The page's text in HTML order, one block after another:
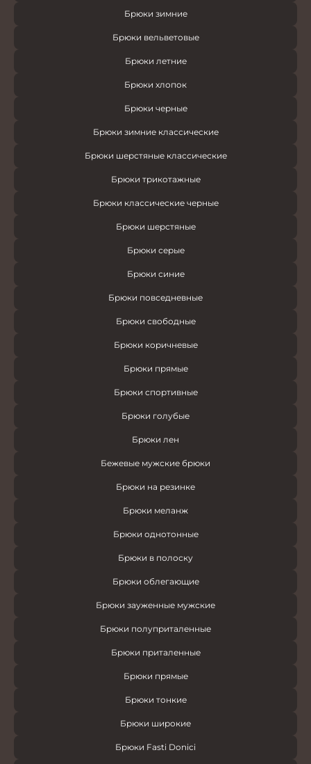
Брюки зимние
Брюки вельветовые
Брюки летние
Брюки хлопок
Брюки черные
Брюки зимние классические
Брюки шерстяные классические
Брюки трикотажные
Брюки классические черные
Брюки шерстяные
Брюки серые
Брюки синие
Брюки повседневные
Брюки свободные
Брюки коричневые
Брюки прямые
Брюки спортивные
Брюки голубые
Брюки лен
Бежевые мужские брюки
Брюки на резинке
Брюки меланж
Брюки однотонные
Брюки в полоску
Брюки облегающие
Брюки зауженные мужские
Брюки полуприталенные
Брюки приталенные
Брюки прямые
Брюки тонкие
Брюки широкие
Брюки Fasti Donici